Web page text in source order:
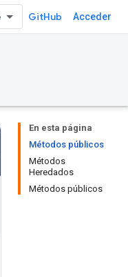
GitHub Acceder
En esta página
Métodos públicos
Métodos
Heredados
Métodos públicos